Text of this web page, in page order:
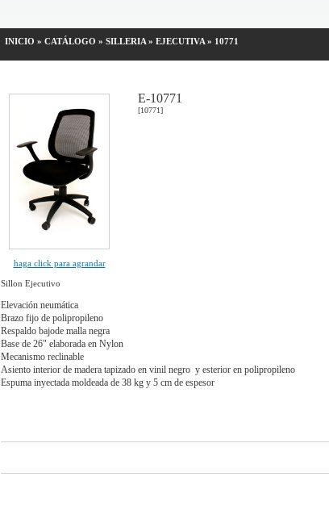
INICIO » CATÁLOGO » SILLERIA » EJECUTIVA » 10771
haga click para agrandar
E-10771
[10771]
Sillon Ejecutivo
Elevación neumática
Brazo fijo de polipropileno
Respaldo bajode malla negra
Base de 26" elaborada en Nylon
Mecanismo reclinable
Asiento interior de madera tapizado en vinil negro y esterior en polipropileno
Espuma inyectada moldeada de 38 kg y 5 cm de espesor